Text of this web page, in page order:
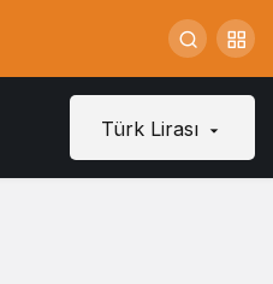
Türk Lirası